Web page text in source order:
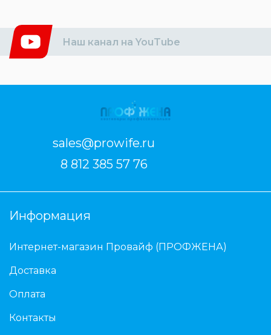
Наш канал на YouTube
sales@prowife.ru
8 812 385 57 76
Информация
Интернет-магазин Провайф (ПРОФЖЕНА)
Доставка
Оплата
Контакты